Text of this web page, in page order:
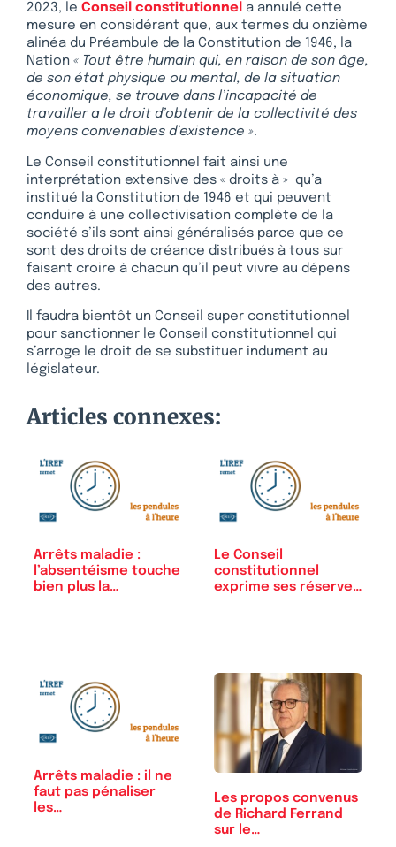
2023, le Conseil constitutionnel a annulé cette
mesure en considérant que, aux termes du onzième
alinéa du Préambule de la Constitution de 1946, la
Nation « Tout être humain qui, en raison de son âge,
de son état physique ou mental, de la situation
économique, se trouve dans l’incapacité de
travailler a le droit d’obtenir de la collectivité des
moyens convenables d’existence ».
Le Conseil constitutionnel fait ainsi une
interprétation extensive des « droits à » qu’a
institué la Constitution de 1946 et qui peuvent
conduire à une collectivisation complète de la
société s’ils sont ainsi généralisés parce que ce
sont des droits de créance distribués à tous sur
faisant croire à chacun qu’il peut vivre au dépens
des autres.
Il faudra bientôt un Conseil super constitutionnel
pour sanctionner le Conseil constitutionnel qui
s’arroge le droit de se substituer indument au
législateur.
Articles connexes:
Arrêts maladie :
l’absentéisme touche
bien plus la…
Le Conseil
constitutionnel
exprime ses réserves
Arrêts maladie : il ne
faut pas pénaliser
les…
Les propos convenus
de Richard Ferrand
sur le…